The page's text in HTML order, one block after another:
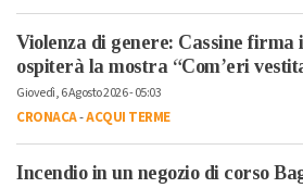
Violenza di genere: Cassine firma
ospiterà la mostra “Com’eri
Giovedì, 6 Agosto 2026 - 05:03
CRONACA-ACQUI TERME
Incendio in un negozio di corso